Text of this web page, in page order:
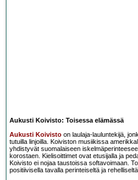
Aukusti Koivisto: Toisessa elämässä
Aukusti Koivisto on laulaja-lauluntekijä,
tutuilla linjoilla. Koiviston musiikissa
yhdistyvät suomalaiseen
korostaen. Kielisoittimet ovat etusijalla ja
Koivisto ei nojaa taustoissa softavoimaan.
positiivisella tavalla perinteiseltä ja